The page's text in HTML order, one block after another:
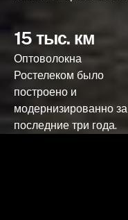
15 тыс. км
Оптоволокна
Ростелеком было
построено и
модернизированно за
последние три года.